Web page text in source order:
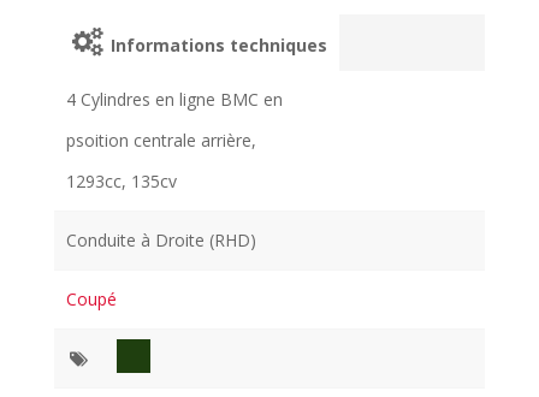
Informations techniques
4 Cylindres en ligne BMC en
psoition centrale arrière,
1293cc, 135cv
Conduite à Droite (RHD)
Coupé